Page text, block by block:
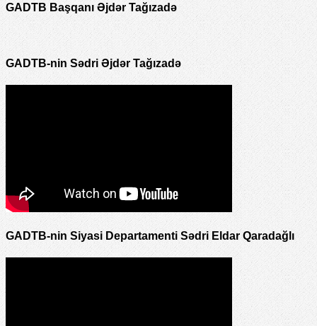
GADTB Başqanı Əjdər Tağızadə
GADTB-nin Sədri Əjdər Tağızadə
GADTB-nin Siyasi Departamenti Sədri Eldar Qaradağlı